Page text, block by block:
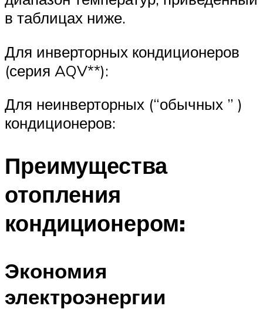
в таблицах ниже.
Для инверторных кондиционеров
(серия AQV**):
Для неинверторных (“обычных ” )
кондиционеров:
Преимущества
отопления
кондиционером:
Экономия
электроэнергии